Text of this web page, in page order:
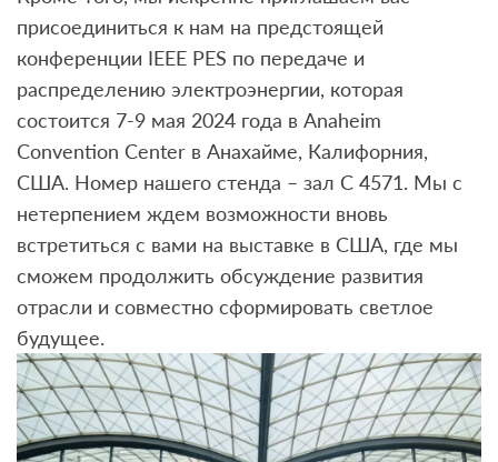
присоединиться к нам на предстоящей
конференции IEEE PES по передаче и
распределению электроэнергии, которая
состоится 7-9 мая 2024 года в Anaheim
Convention Center в Анахайме, Калифорния,
США. Номер нашего стенда – зал C 4571. Мы с
нетерпением ждем возможности вновь
встретиться с вами на выставке в США, где мы
сможем продолжить обсуждение развития
отрасли и совместно сформировать светлое
будущее.